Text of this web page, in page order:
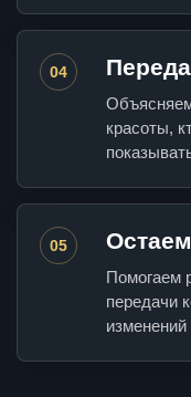
04
красоты,
05
Помогаем
передачи
изменений